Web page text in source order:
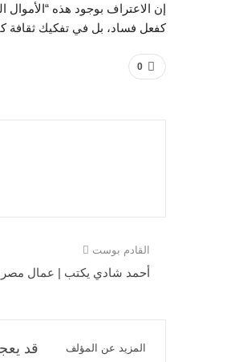
إن الاعتراف بوجود هذه
كفعل فساد، بل في تفكيك ثقافة
0
القادم بوست
أحمد شادي يكتب | عمال
قد المزيد عن المؤلف